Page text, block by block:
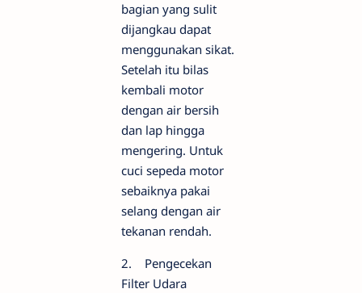
bagian yang sulit
dijangkau dapat
menggunakan sikat.
Setelah itu bilas
kembali motor
dengan air bersih
dan lap hingga
mengering. Untuk
cuci sepeda motor
sebaiknya pakai
selang dengan air
tekanan rendah.
2. Pengecekan
Filter Udara